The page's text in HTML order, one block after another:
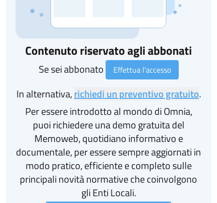
Contenuto riservato agli abbonati
Se sei abbonato Effettua l'accesso
In alternativa,richiedi un preventivo gratuito.
Per essere introdotto al mondo di Omnia,
puoi richiedere una demo gratuita del
Memoweb, quotidiano informativo e
documentale, per essere sempre aggiornati in
modo pratico, efficiente e completo sulle
principali novità normative che coinvolgono
gli Enti Locali.